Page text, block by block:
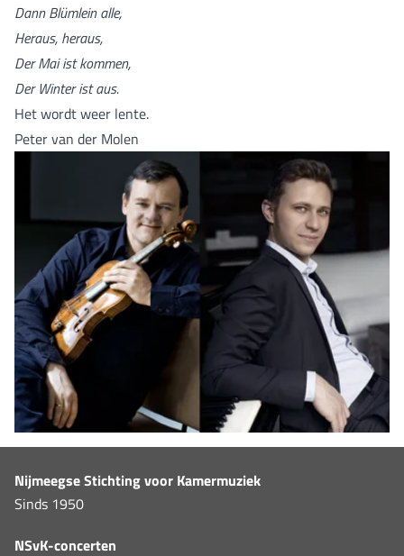
Dann Blümlein alle,
Heraus, heraus,
Der Mai ist kommen,
Der Winter ist aus.
Het wordt weer lente.
Peter van der Molen
Nijmeegse Stichting voor Kamermuziek
Sinds 1950
NSvK-concerten